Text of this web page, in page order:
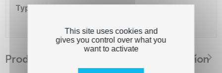
Type de capacité
Produits suggérés The Premium Solution
This site uses cookies and
gives you control over what you
want to activate